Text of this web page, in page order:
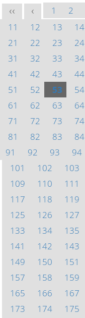
<< < 1 2
11
12 13 14
21
22 23 24
31
32 33 34
41
42 43 44
51
52 53 54
61
62 63 64
71
72 73 74
81
82 83 84
91
92 93 94
101
102 103
109
110 111
117
118 119
125
126 127
133
134 135
141
142 143
149
150 151
157
158 159
165
166 167
173
174 175